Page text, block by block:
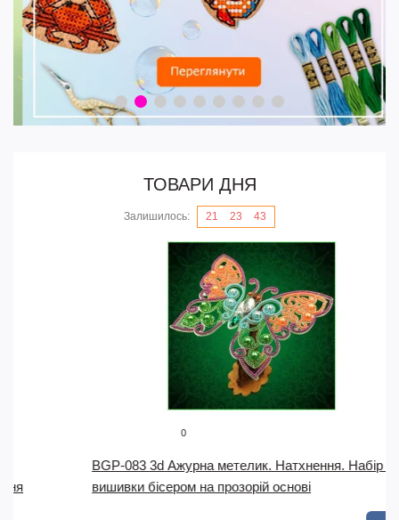
ТОВАРИ ДНЯ
Залишилось: 21 23 42
BGP-083 3d Ажурна метелик. Натхнення. Набір для
вишивки бісером на прозорій основі